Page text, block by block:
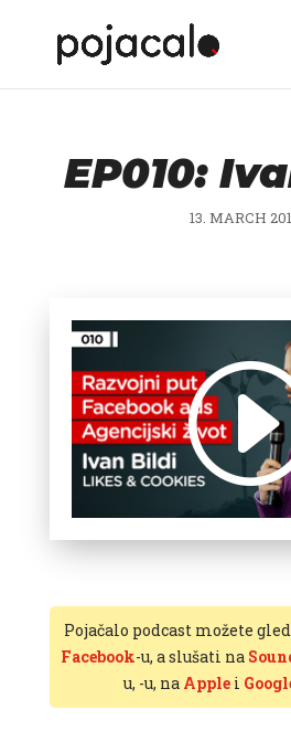
EP010:
13. MARCH
Pojačalo podcast možete
Facebook-u, a slušati na
u, -u, na Applei